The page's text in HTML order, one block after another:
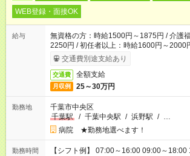
WEB登録・面接OK
給与
無資格の方：時給1500円～1875円 / 介護
2250円 / 初任者以上：時給1600円～2000
交通費別途支給あり
交通費 全額支給
月収例 25～30万円
勤務地
千葉市中央区
千葉駅
/ 千葉中央駅 / 浜野駅 / …
病院 ★勤務地選べます！
勤務時間
【シフト例】 07:00～16:00 09:00～18:00